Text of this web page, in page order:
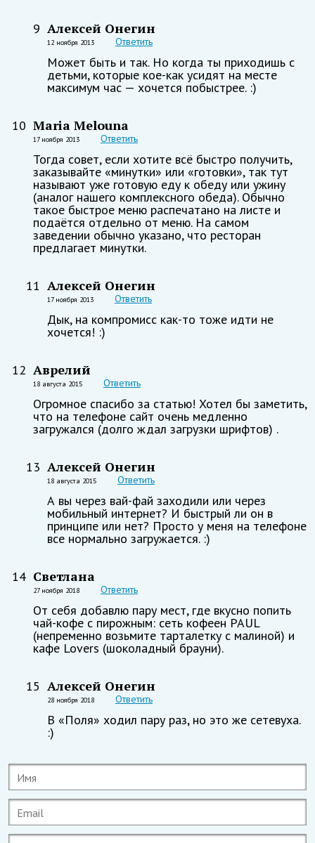
9 Алексей Онегин
12 ноября 2013 Ответить
Может быть и так. Но когда ты приходишь с
детьми, которые кое-как усидят на месте
максимум час — хочется побыстрее. :)
10 Maria Melouna
17 ноября 2013 Ответить
Тогда совет, если хотите всё быстро получить,
заказывайте «минутки» или «готовки», так тут
называют уже готовую еду к обеду или ужину
(аналог нашего комплексного обеда). Обычно
такое быстрое меню распечатано на листе и
подаётся отдельно от меню. На самом
заведении обычно указано, что ресторан
предлагает минутки.
11 Алексей Онегин
17 ноября 2013 Ответить
Дык, на компромисс как-то тоже идти не
хочется! :)
12 Аврелий
18 августа 2015 Ответить
Огромное спасибо за статью! Хотел бы заметить,
что на телефоне сайт очень медленно
загружался (долго ждал загрузки шрифтов) .
13 Алексей Онегин
18 августа 2015 Ответить
А вы через вай-фай заходили или через
мобильный интернет? И быстрый ли он в
принципе или нет? Просто у меня на телефоне
все нормально загружается. :)
14 Светлана
27 ноября 2018 Ответить
От себя добавлю пару мест, где вкусно попить
чай-кофе с пирожным: сеть кофеен PAUL
(непременно возьмите тарталетку с малиной) и
кафе Lovers (шоколадный брауни).
15 Алексей Онегин
28 ноября 2018 Ответить
В «Поля» ходил пару раз, но это же сетевуха.
:)